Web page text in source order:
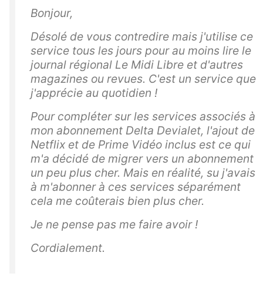
Bonjour,
Désolé de vous contredire mais j'utilise ce
service tous les jours pour au moins lire le
journal régional Le Midi Libre et d'autres
magazines ou revues. C'est un service que
j'apprécie au quotidien !
Pour compléter sur les services associés à
mon abonnement Delta Devialet, l'ajout de
Netflix et de Prime Vidéo inclus est ce qui
m'a décidé de migrer vers un abonnement
un peu plus cher. Mais en réalité, su j'avais
à m'abonner à ces services séparément
cela me coûterais bien plus cher.
Je ne pense pas me faire avoir !
Cordialement.